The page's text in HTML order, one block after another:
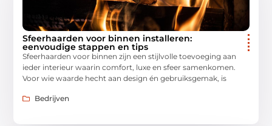
Sfeerhaarden voor binnen installeren:
eenvoudige stappen en tips
Sfeerhaarden voor binnen zijn een stijlvolle toevoeging aan
ieder interieur waarin comfort, luxe en sfeer samenkomen.
Voor wie waarde hecht aan design én gebruiksgemak, is
Bedrijven